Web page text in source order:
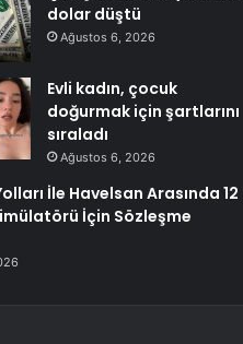
dolar düştü
Ağustos 6, 2026
Evli kadın, çocuk
doğurmak için şartlarını
sıraladı
Ağustos 6, 2026
İle Havelsan Arasında 12
İçin Sözleşme